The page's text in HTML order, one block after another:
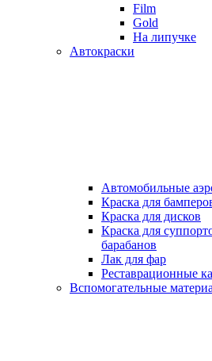
Film
Gold
На липучке
Автокраски
Автомобильные
Краска для
Краска для дисков
Краска для
барабанов
Лак для фар
Реставрационные
Вспомогательные